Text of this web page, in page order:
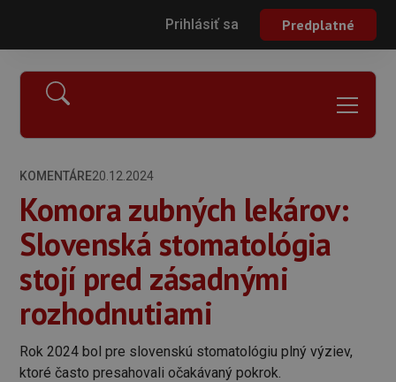
Prihlásiť sa Predplatné
KOMENTÁRE20.12.2024
Komora zubných lekárov:
Slovenská stomatológia
stojí pred zásadnými
rozhodnutiami
Rok 2024 bol pre slovenskú stomatológiu plný výziev,
ktoré často presahovali očakávaný pokrok.